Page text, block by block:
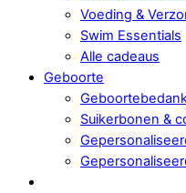
Voeding &
Swim Essentials
Alle cadeaus
Geboorte
Suikerbonen &